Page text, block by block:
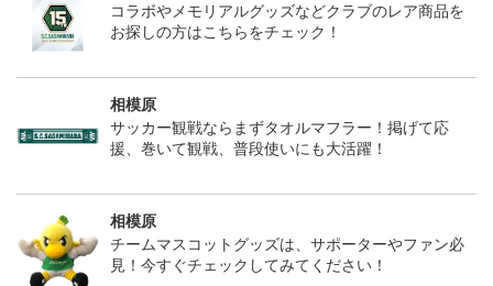
コラボやメモリアルグッズなどクラブのレア商品を
お探しの方はこちらをチェック！
相模原
サッカー観戦ならまずタオルマフラー！掲げて応
援、巻いて観戦、普段使いにも大活躍！
相模原
チームマスコットグッズは、サポーターやファン必
見！今すぐチェックしてみてください！